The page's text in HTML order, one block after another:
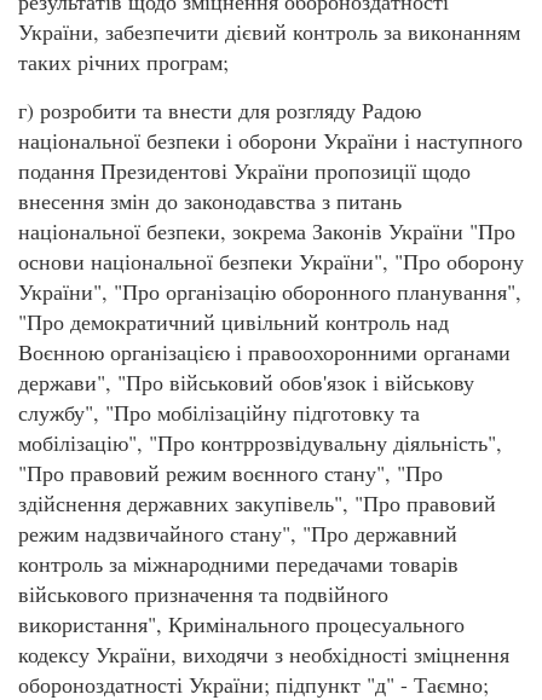
України, забезпечити дієвий контроль за виконанням
таких річних програм;
г) розробити та внести для розгляду Радою
національної безпеки і оборони України і наступного
подання Президентові України пропозиції щодо
внесення змін до законодавства з питань
національної безпеки, зокрема Законів України "Про
основи національної безпеки України", "Про оборону
України", "Про організацію оборонного планування",
"Про демократичний цивільний контроль над
Воєнною організацією і правоохоронними органами
держави", "Про військовий обов'язок і військову
службу", "Про мобілізаційну підготовку та
мобілізацію", "Про контррозвідувальну діяльність",
"Про правовий режим воєнного стану", "Про
здійснення державних закупівель", "Про правовий
режим надзвичайного стану", "Про державний
контроль за міжнародними передачами товарів
військового призначення та подвійного
використання", Кримінального процесуального
кодексу України, виходячи з необхідності зміцнення
обороноздатності України; підпункт "д" - Таємно;